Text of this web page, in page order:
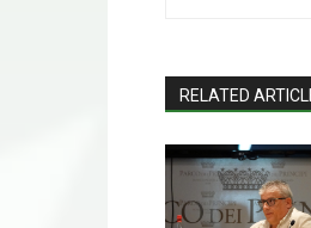
RELATED